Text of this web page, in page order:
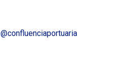
@confluenciaportuaria